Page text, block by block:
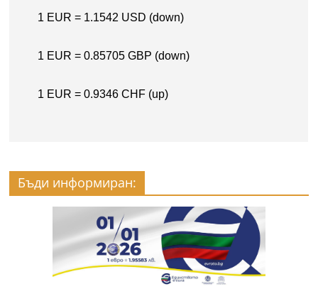
Бъди информиран: